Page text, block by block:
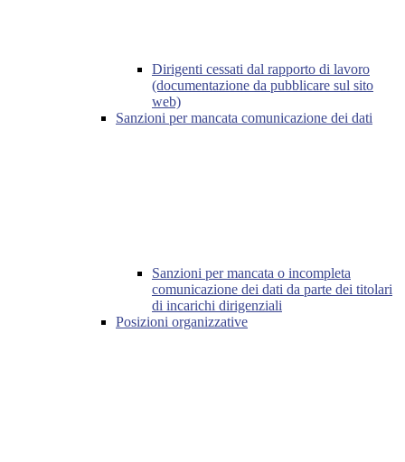
Dirigenti cessati dal rapporto di lavoro
(documentazione da pubblicare sul sito
web)
Sanzioni per mancata comunicazione dei dati
Sanzioni per mancata o incompleta
comunicazione dei dati da parte dei titolari
di incarichi dirigenziali
Posizioni organizzative